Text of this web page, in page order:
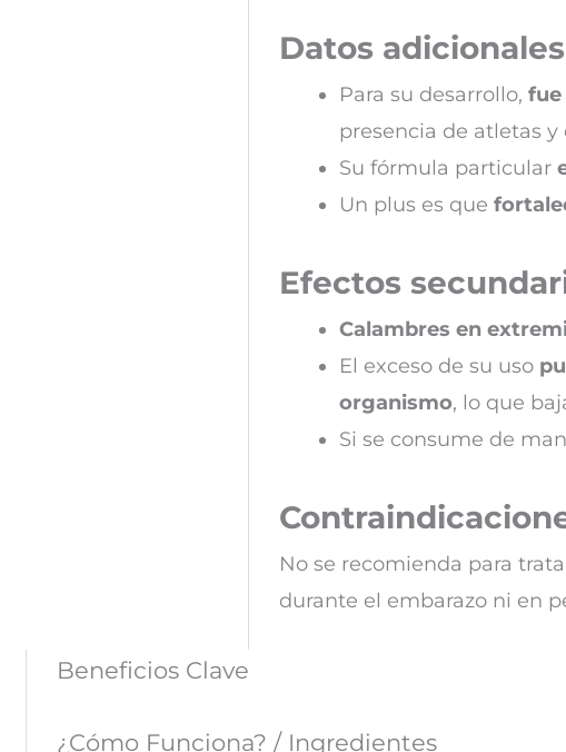
Datos
Para su desarrollo, fue
presencia de atletas
Su fórmula particular
Un plus es que
Efectos
Calambres en
El exceso de su uso
organismo, lo que
Si se consume de
No se recomienda para
durante el embarazo ni en
Beneficios Clave
¿Cómo Funciona? / Ingredientes